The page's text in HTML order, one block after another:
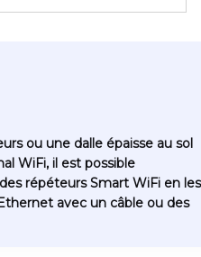
ou une dalle épaisse au sol
WiFi, il est possible
répéteurs Smart WiFi en les
avec un câble ou des